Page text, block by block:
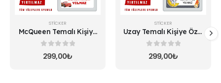
STICKER
McQueen Temalı Kişiye
Özel Okul Etiketi
05 üzerinden
299,00₺
STICKER
Uzay Temalı Kişiye Özel
Okul Etiketi
05 üzerinden
299,00₺